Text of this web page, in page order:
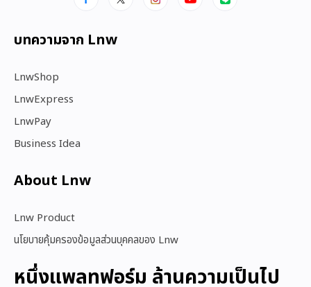
บทความจาก Lnw
LnwShop
LnwExpress
LnwPay
Business Idea
About Lnw​
Lnw Product
นโยบายคุ้มครองข้อมูลส่วนบุคคลของ Lnw
หนึ่งแพลทฟอร์ม ล้านความเป็นไป